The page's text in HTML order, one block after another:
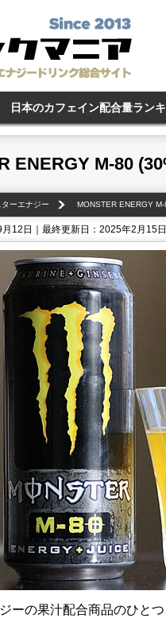
日本のカフェイン配合量ラン
ENERGY M-80
ーエナジー MONSTER ENERGY
12日｜最終更新日：2025年2月15日
ーの果汁配合商品のひと